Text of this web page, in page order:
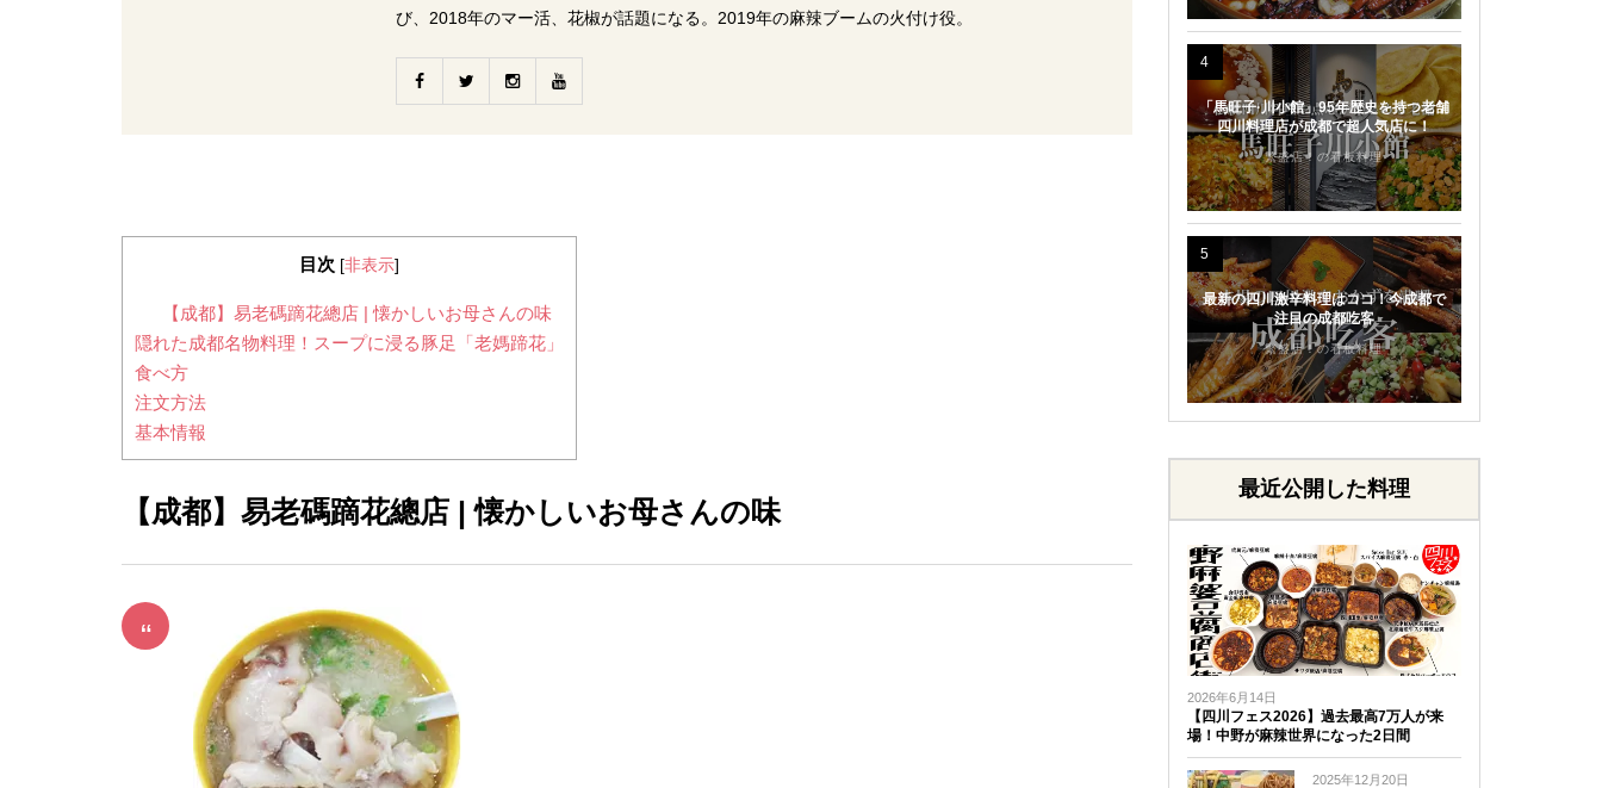
び、2018年のマー活、花椒が話題になる。2019年の麻辣ブームの火付け役。
目次 [非表示]
【成都】易老碼蹢花總店 | 懐かしいお母さんの味
隠れた成都名物料理！スープに浸る豚足「老媽蹄花」
食べ方
注文方法
基本情報
【成都】易老碼蹢花總店 | 懐かしいお母さんの味
4
「馬旺子·川小館」95年歴史を持つ老舗
四川料理店が成都で超人気店に！
繁盛店！の看板料理
5
最新の四川激辛料理はココ！今成都で
注目の成都吃客
繁盛店！の看板料理
最近公開した料理
2026年6月14日
【四川フェス2026】過去最高7万人が来
場！中野が麻辣世界になった2日間
2025年12月20日